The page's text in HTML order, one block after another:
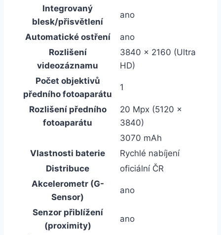
Integrovaný
blesk/přisvětlení
ano
Automatické ostření
ano
Rozlišení
videozáznamu
3840 x 2160 (Ultra
HD)
Počet objektivů
předního fotoaparátu
1
Rozlišení předního
fotoaparátu
20 Mpx (5120 x
3840)
3070 mAh
Vlastnosti baterie
Rychlé nabíjení
Distribuce
oficiální ČR
Akcelerometr (G-
Sensor)
ano
Senzor přiblížení
(proximity)
ano